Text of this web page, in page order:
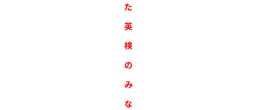
た
英
検
の
み
な